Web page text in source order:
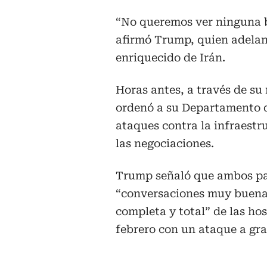
“No queremos ver
afirmó Trump, quien
enriquecido de Irán.
Horas antes, a través de
ordenó a su Departamento
ataques contra la
las negociaciones.
Trump señaló que ambos
“conversaciones muy
completa y total” de las
febrero con un ataque a